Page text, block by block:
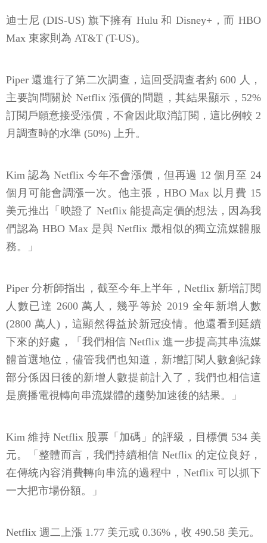
迪士尼 (DIS-US) 旗下擁有 Hulu 和 Disney+，而 HBO
Max 東家則為 AT&T (T-US)。
Piper 還進行了第二次調查，這回受調查者約 600 人，
主要詢問關於 Netflix 漲價的問題，其結果顯示，52%
訂閱戶願意接受漲價，不會因此取消訂閱，這比例較 2
月調查時的水準 (50%) 上升。
Kim 認為 Netflix 今年不會漲價，但再過 12 個月至 24
個月可能會調漲一次。他主張，HBO Max 以月費 15
美元推出「映證了 Netflix 能提高定價的想法，因為我
們認為 HBO Max 是與 Netflix 最相似的獨立流媒體服
務。」
Piper 分析師指出，截至今年上半年，Netflix 新增訂閱
人數已達 2600 萬人，幾乎等於 2019 全年新增人數
(2800 萬人)，這顯然得益於新冠疫情。他還看到延續
下來的好處，「我們相信 Netflix 進一步提高其串流媒
體首選地位，儘管我們也知道，新增訂閱人數創紀錄
部分係因日後的新增人數提前計入了，我們也相信這
是廣播電視轉向串流媒體的趨勢加速後的結果。」
Kim 維持 Netflix 股票「加碼」的評級，目標價 534 美
元。「整體而言，我們持續相信 Netflix 的定位良好，
在傳統內容消費轉向串流的過程中，Netflix 可以抓下
一大把市場份額。」
Netflix 週二上漲 1.77 美元或 0.36%，收 490.58 美元。